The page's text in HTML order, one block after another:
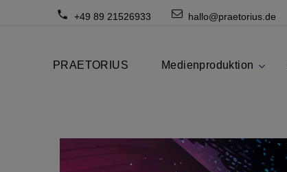
+49 89 21526933 hallo@praetorius.de
PRAETORIUS Medienproduktion